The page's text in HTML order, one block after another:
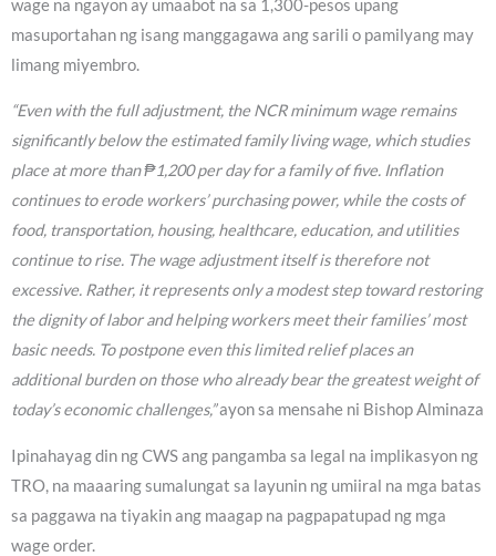
wage na ngayon ay umaabot na sa 1,300-pesos upang
masuportahan ng isang manggagawa ang sarili o pamilyang may
limang miyembro.
“Even with the full adjustment, the NCR minimum wage remains
significantly below the estimated family living wage, which studies
place at more than ₱1,200 per day for a family of five. Inflation
continues to erode workers’ purchasing power, while the costs of
food, transportation, housing, healthcare, education, and utilities
continue to rise. The wage adjustment itself is therefore not
excessive. Rather, it represents only a modest step toward restoring
the dignity of labor and helping workers meet their families’ most
basic needs. To postpone even this limited relief places an
additional burden on those who already bear the greatest weight of
today’s economic challenges,”ayon sa mensahe ni Bishop Alminaza
Ipinahayag din ng CWS ang pangamba sa legal na implikasyon ng
TRO, na maaaring sumalungat sa layunin ng umiiral na mga batas
sa paggawa na tiyakin ang maagap na pagpapatupad ng mga
wage order.